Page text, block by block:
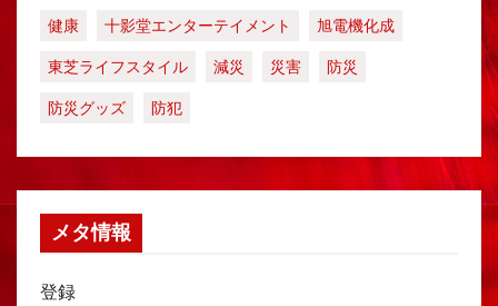
健康 十影堂エンターテイメント
旭電機化成
東芝ライフスタイル
減災 災害
防災
防災グッズ
防犯
メタ情報
登録